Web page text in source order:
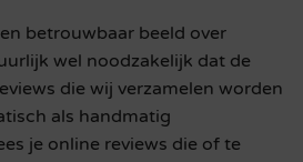
betrouwbaar beeld over
wel noodzakelijk dat de
die wij verzamelen worden
als handmatig
je online reviews die of te